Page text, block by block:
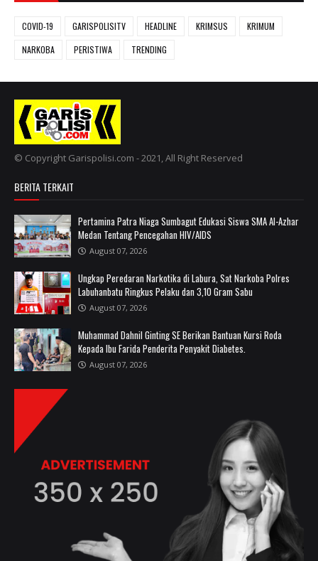
COVID-19 GARISPOLISITV HEADLINE KRIMSUS
KRIMUM
NARKOBA
PERISTIWA TRENDING
© Copyright Garispolisi.com - 2021, All Right Reserved
BERITA TERKAIT
Pertamina Patra Niaga Sumbagut Edukasi Siswa SMA Al-Azhar
Medan Tentang Pencegahan HIV/AIDS
August 07, 2026
Ungkap Peredaran Narkotika di Labura, Sat Narkoba Polres
Labuhanbatu Ringkus Pelaku dan 3,10 Gram Sabu
August 07, 2026
Muhammad Dahnil Ginting SE Berikan Bantuan Kursi Roda
Kepada Ibu Farida Penderita Penyakit Diabetes.
August 07, 2026